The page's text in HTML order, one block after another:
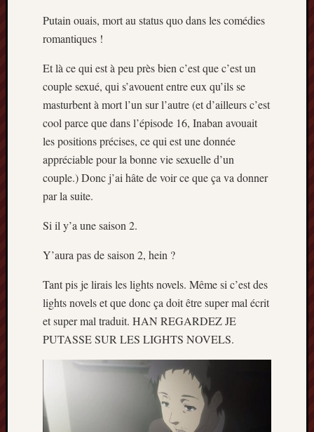
Putain ouais, mort au status quo dans les comédies
romantiques !
Et là ce qui est à peu près bien c’est que c’est un
couple sexué, qui s’avouent entre eux qu’ils se
masturbent à mort l’un sur l’autre (et d’ailleurs c’est
cool parce que dans l’épisode 16, Inaban avouait
les positions précises, ce qui est une donnée
appréciable pour la bonne vie sexuelle d’un
couple.) Donc j’ai hâte de voir ce que ça va donner
par la suite.
Si il y’a une saison 2.
Y’aura pas de saison 2, hein ?
Tant pis je lirais les lights novels. Même si c’est des
lights novels et que donc ça doit être super mal écrit
et super mal traduit. HAN REGARDEZ JE
PUTASSE SUR LES LIGHTS NOVELS.